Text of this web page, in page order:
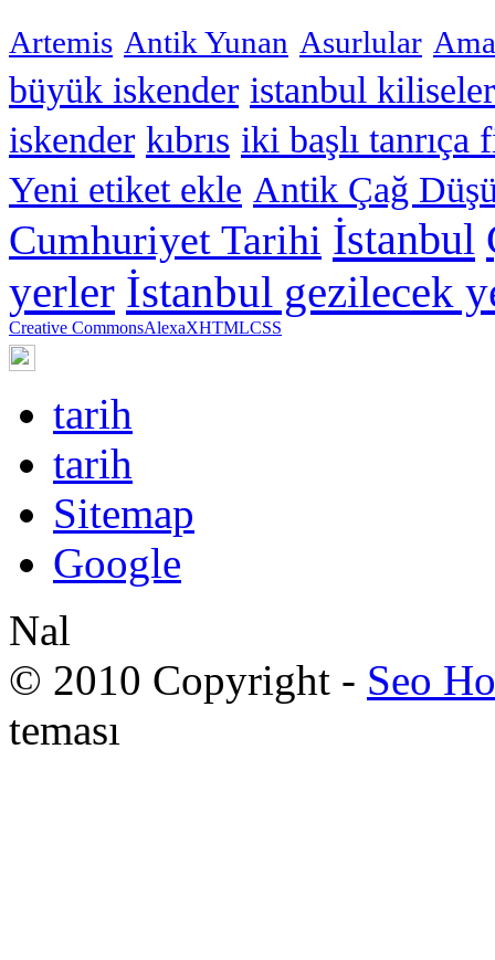
Artemis Antik Yunan Asurlular
büyük iskender istanbul
iskender kıbrıs iki başlı tanrıça
Yeni etiket ekle Antik Çağ
Cumhuriyet Tarihi İstanbul
yerler İstanbul gezilecek
Creative CommonsAlexaXHTMLCSS
tarih
tarih
Sitemap
Google
Nal
© 2010 Copyright - Seo
teması